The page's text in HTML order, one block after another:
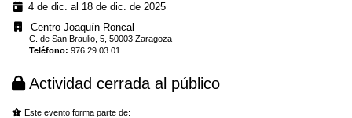
4 de dic. al 18 de dic. de 2025
Centro Joaquín Roncal
C. de San Braulio, 5, 50003 Zaragoza
Teléfono:976 29 03 01
Actividad cerrada al público
Este evento forma parte de: